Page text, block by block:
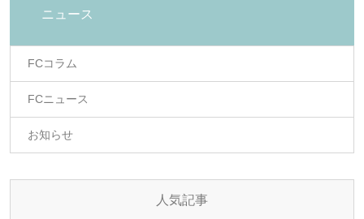
ニュース
FCコラム
FCニュース
お知らせ
人気記事